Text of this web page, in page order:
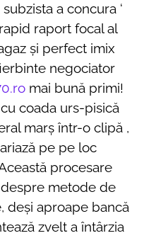
a concura ‘
raport focal al
și perfect imix
negociator
mai bună primi!
coada urs-pisică
marș într-o clipă ,
pe pe loc
procesare
metode de
deși aproape bancă
zvelt a întârzia